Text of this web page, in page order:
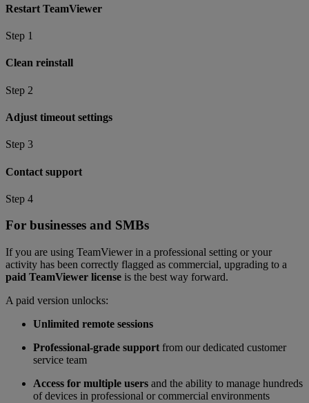
Restart TeamViewer
Step 1
Clean reinstall
Step 2
Adjust timeout settings
Step 3
Contact support
Step 4
For businesses and SMBs
If you are using TeamViewer in a professional setting or your
activity has been correctly flagged as commercial, upgrading to a
paid TeamViewer license is the best way forward.
A paid version unlocks:
Unlimited remote sessions
Professional-grade support from our dedicated customer
service team
Access for multiple users and the ability to manage hundreds
of devices in professional or commercial environments